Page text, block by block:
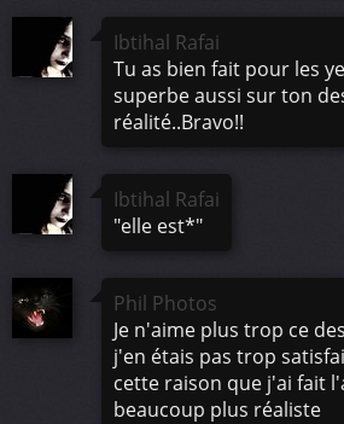
Ibtihal Rafai
Tu as bien fait pour les
superbe aussi sur ton
réalité..Bravo!!
Ibtihal Rafai
"elle est*"
Phil Photos
Je n'aime plus trop ce
j'en étais pas trop
cette raison que j'ai fait
beaucoup plus réaliste